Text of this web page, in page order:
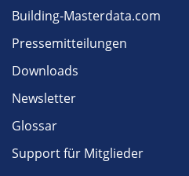
Building-Masterdata.com
Pressemitteilungen
Downloads
Newsletter
Glossar
Support für Mitglieder